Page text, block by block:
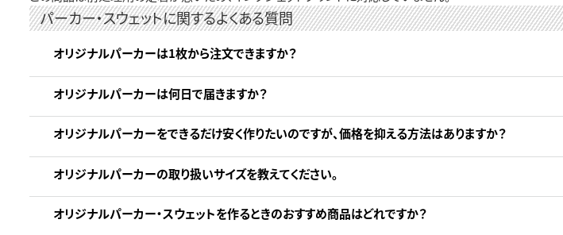
パーカー・スウェットに関するよくある質問
オリジナルパーカーは1枚から注文できますか？
オリジナルパーカーは何日で届きますか？
オリジナルパーカーをできるだけ安く作りたいのですが、価格を抑える方法はありますか？
オリジナルパーカーの取り扱いサイズを教えてください。
オリジナルパーカー・スウェットを作るときのおすすめ商品はどれですか？